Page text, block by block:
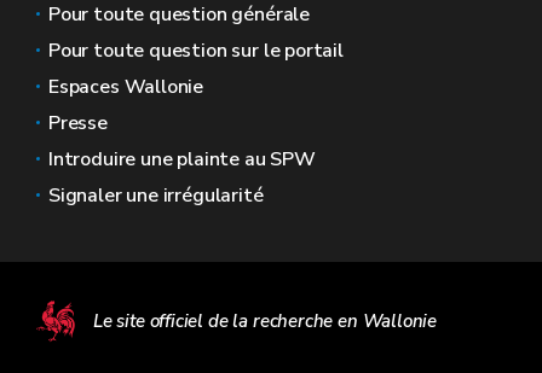
Pour toute question générale
Pour toute question sur le portail
Espaces Wallonie
Presse
Introduire une plainte au SPW
Signaler une irrégularité
Le site officiel de la recherche en Wallonie